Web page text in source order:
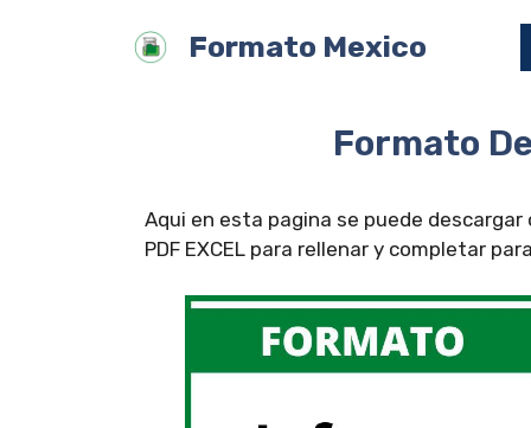
Formato Mexico
Formato
Aqui en esta pagina se puede descargar
PDF EXCEL para rellenar y completar